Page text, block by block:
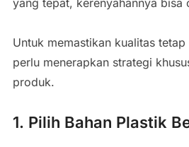
Untuk memastikan kualitas
perlu menerapkan strategi
produk.
1. Pilih Bahan Plastik